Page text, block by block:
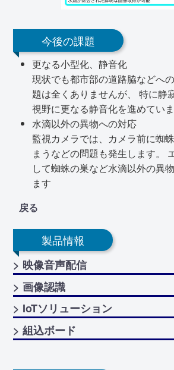
今後の課題
更なる小型化、静音化
現状でも都市部の道路脇などへ
題は全くありませんが、 特に静
視野に更なる静音化を進めてい
水滴以外の異物への対応
監視カメラでは、カメラ前に蜘
まうなどの問題も発生します。
して蜘蛛の巣など水滴以外の異
ます
戻る
製品情報
> 映像音声配信
> 画像認識
> IoTソリューション
> 組込ボード